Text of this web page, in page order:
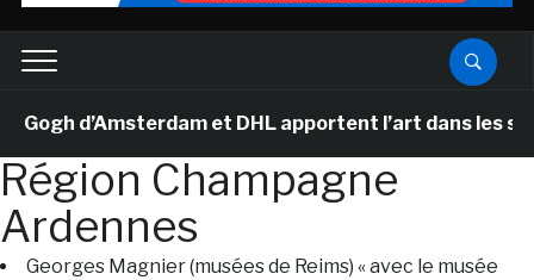
d’Amsterdam et DHL apportent l’art dans les
Région Champagne
Ardennes
Georges Magnier (musées de Reims) « avec le musée